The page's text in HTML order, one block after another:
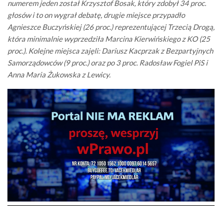
numerem jeden został Krzysztof Bosak, który zdobył 34 proc.
głosów i to on wygrał debatę, drugie miejsce przypadło
Agnieszce Buczyńskiej (26 proc.) reprezentującej Trzecią Drogą,
która minimalnie wyprzedziła Marcina Kierwińskiego z KO (25
proc.). Kolejne miejsca zajęli: Dariusz Kacprzak z Bezpartyjnych
Samorządowców (9 proc.) oraz po 3 proc. Radosław Fogiel PiS i
Anna Maria Żukowska z Lewicy.